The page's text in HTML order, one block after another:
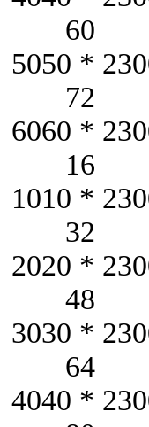
6-
2300
6-
2300
8-
2300
8-
2300
8-
2300
8-
2300